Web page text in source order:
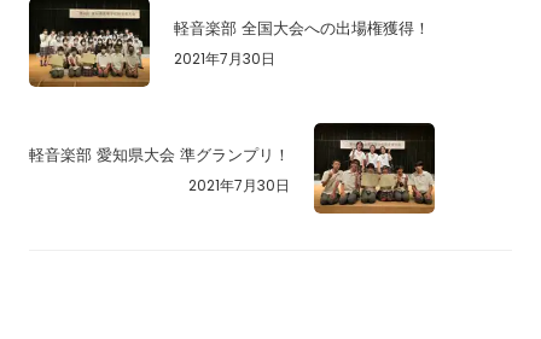
軽音楽部 全国大会への出場権獲得！
2021年7月30日
軽音楽部 愛知県大会 準グランプリ！
2021年7月30日